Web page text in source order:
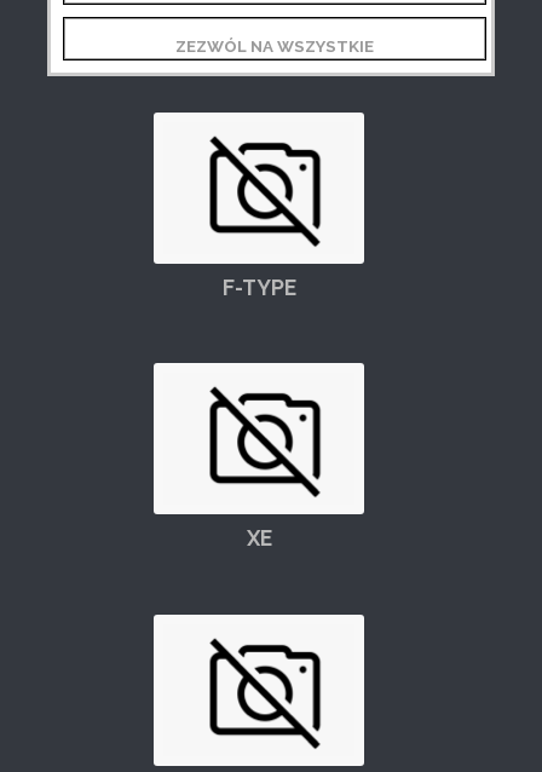
ZEZWÓL NA WSZYSTKIE
F-PACE
F-TYPE
XE